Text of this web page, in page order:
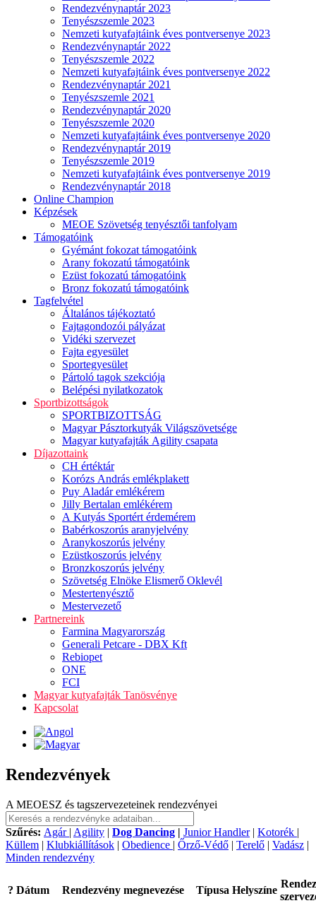
Rendezvénynaptár 2023
Tenyészszemle 2023
Nemzeti kutyafajtáink éves pontversenye 2023
Rendezvénynaptár 2022
Tenyészszemle 2022
Nemzeti kutyafajtáink éves pontversenye 2022
Rendezvénynaptár 2021
Tenyészszemle 2021
Rendezvénynaptár 2020
Tenyészszemle 2020
Nemzeti kutyafajtáink éves pontversenye 2020
Rendezvénynaptár 2019
Tenyészszemle 2019
Nemzeti kutyafajtáink éves pontversenye 2019
Rendezvénynaptár 2018
Online Champion
Képzések
MEOE Szövetség tenyésztői tanfolyam
Támogatóink
Gyémánt fokozat támogatóink
Arany fokozatú támogatóink
Ezüst fokozatú támogatóink
Bronz fokozatú támogatóink
Tagfelvétel
Általános tájékoztató
Fajtagondozói pályázat
Vidéki szervezet
Fajta egyesület
Sportegyesület
Pártoló tagok szekciója
Belépési nyilatkozatok
Sportbizottságok
SPORTBIZOTTSÁG
Magyar Pásztorkutyák Világszövetsége
Magyar kutyafajták Agility csapata
Díjazottaink
CH értéktár
Korózs András emlékplakett
Puy Aladár emlékérem
Jilly Bertalan emlékérem
A Kutyás Sportért érdemérem
Babérkoszorús aranyjelvény
Aranykoszorús jelvény
Ezüstkoszorús jelvény
Bronzkoszorús jelvény
Szövetség Elnöke Elismerő Oklevél
Mestertenyésztő
Mestervezető
Partnereink
Farmina Magyarország
Generali Petcare - DBX Kft
Rebiopet
ONE
FCI
Magyar kutyafajták Tanösvénye
Kapcsolat
Rendezvények
A MEOESZ és tagszervezeteinek rendezvényei
Szűrés: Agár | Agility | Dog Dancing | Junior Handler| Kotorék |
Küllem | Klubkiállítások | Obedience | Őrző-Védő | Terelő | Vadász |
Minden rendezvény
? Dátum Rendezvény megnevezése Típusa Helyszíne